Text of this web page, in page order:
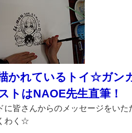
かれているトイ☆ガン
トはNAOE先生直筆！
に皆さんからのメッセージをいた
わく☆